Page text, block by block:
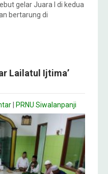
gelar Juara I di kedua
bertarung di
Lailatul Ijtima’
PRNU Siwalanpanji